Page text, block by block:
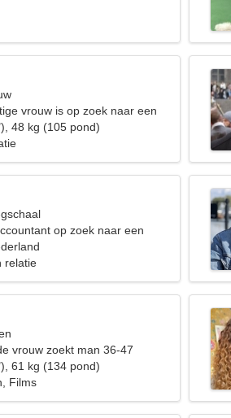
vrouw is op zoek naar een
48 kg (105 pond)
op zoek naar een
relatie
vrouw zoekt man 36-47
61 kg (134 pond)
Films